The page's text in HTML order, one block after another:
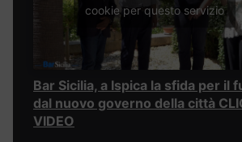
cookie per questo servizio
Bar Sicilia, a Ispica la sfida per il
dal nuovo governo della città
VIDEO